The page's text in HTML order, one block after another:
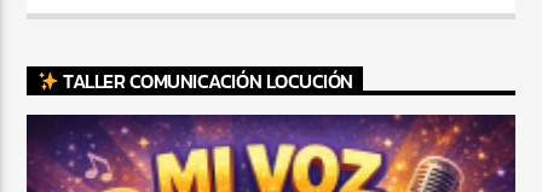
TALLER COMUNICACIÓN LOCUCIÓN